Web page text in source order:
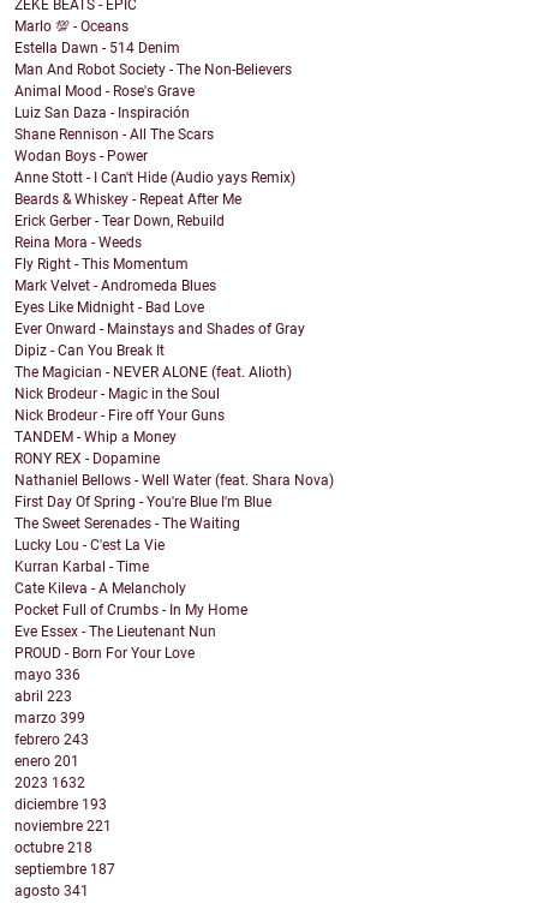
ZEKE BEATS - EPIC
Marlo 💯 - Oceans
Estella Dawn - 514 Denim
Man And Robot Society - The Non-Believers
Animal Mood - Rose's Grave
Luiz San Daza - Inspiración
Shane Rennison - All The Scars
Wodan Boys - Power
Anne Stott - I Can't Hide (Audio yays Remix)
Beards & Whiskey - Repeat After Me
Erick Gerber - Tear Down, Rebuild
Reina Mora - Weeds
Fly Right - This Momentum
Mark Velvet - Andromeda Blues
Eyes Like Midnight - Bad Love
Ever Onward - Mainstays and Shades of Gray
Dipiz - Can You Break It
The Magician - NEVER ALONE (feat. Alioth)
Nick Brodeur - Magic in the Soul
Nick Brodeur - Fire off Your Guns
TANDEM - Whip a Money
RONY REX - Dopamine
Nathaniel Bellows - Well Water (feat. Shara Nova)
First Day Of Spring - You're Blue I'm Blue
The Sweet Serenades - The Waiting
Lucky Lou - C'est La Vie
Kurran Karbal - Time
Cate Kileva - A Melancholy
Pocket Full of Crumbs - In My Home
Eve Essex - The Lieutenant Nun
PROUD - Born For Your Love
mayo 336
abril 223
marzo 399
febrero 243
enero 201
2023 1632
diciembre 193
noviembre 221
octubre 218
septiembre 187
agosto 341